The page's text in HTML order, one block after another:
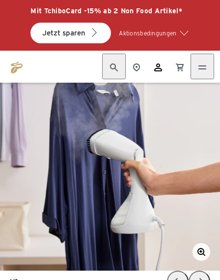
Mit TchiboCard -15% ab 2 Non Food Artikel*
Jetzt sparen Aktionsbedingungen